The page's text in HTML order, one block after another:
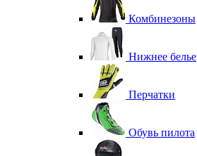
Комбинезоны
Нижнее белье
Перчатки
Обувь пилота